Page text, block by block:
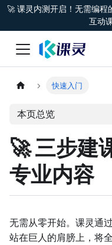
🚀 课灵内测开启！无需编程
互动
快速入门
本页总览
🚀 三步建
专业内容
无需从零开始。课灵通
站在巨人的肩膀上，将